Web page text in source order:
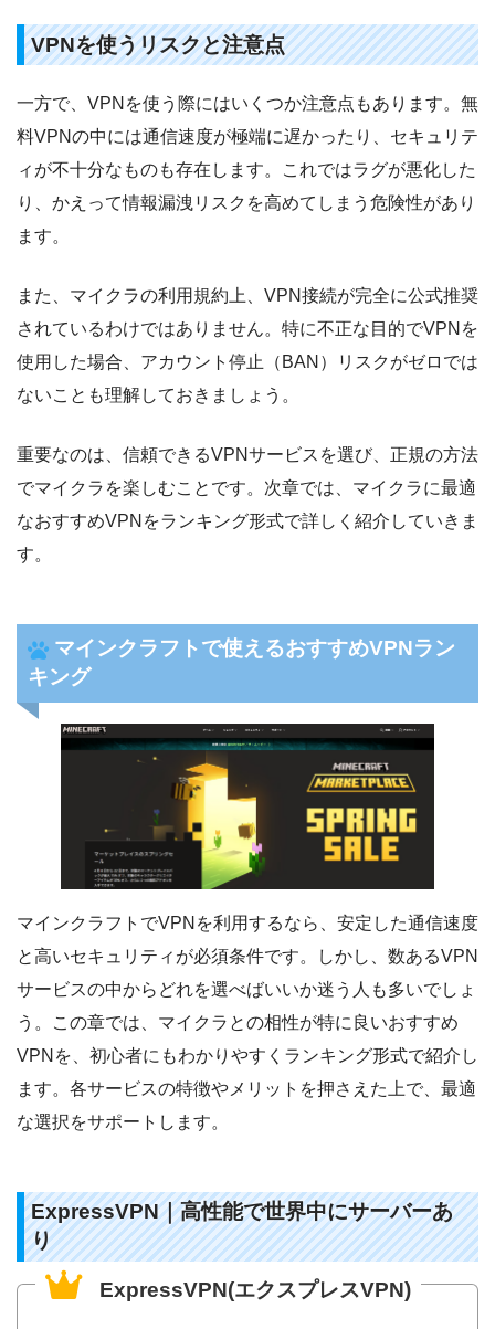
VPNを使うリスクと注意点
一方で、VPNを使う際にはいくつか注意点もあります。無
料VPNの中には通信速度が極端に遅かったり、セキュリテ
ィが不十分なものも存在します。これではラグが悪化した
り、かえって情報漏洩リスクを高めてしまう危険性があり
ます。
また、マイクラの利用規約上、VPN接続が完全に公式推奨
されているわけではありません。特に不正な目的でVPNを
使用した場合、アカウント停止（BAN）リスクがゼロでは
ないことも理解しておきましょう。
重要なのは、信頼できるVPNサービスを選び、正規の方法
でマイクラを楽しむことです。次章では、マイクラに最適
なおすすめVPNをランキング形式で詳しく紹介していきま
す。
マインクラフトで使えるおすすめVPNラン
キング
マインクラフトでVPNを利用するなら、安定した通信速度
と高いセキュリティが必須条件です。しかし、数あるVPN
サービスの中からどれを選べばいいか迷う人も多いでしょ
う。この章では、マイクラとの相性が特に良いおすすめ
VPNを、初心者にもわかりやすくランキング形式で紹介し
ます。各サービスの特徴やメリットを押さえた上で、最適
な選択をサポートします。
ExpressVPN｜高性能で世界中にサーバーあ
り
ExpressVPN(エクスプレスVPN)